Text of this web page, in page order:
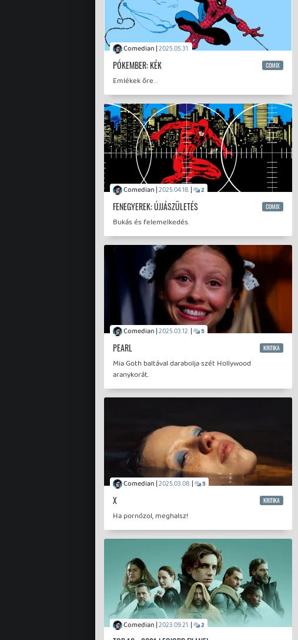
Comedian |2025.05.31.
PÓKEMBER: KÉK COMIX
Emlékek őre. .
Comedian |2025.04.18.| 2
FENEGYEREK: ÚJJÁSZÜLETÉS COMIX
Bukás és felemelkedés.
Comedian |2025.03.12.| 5
PEARL KRITIKA
Mia Goth baltával darabolja szét Hollywood
aranykorát.
Comedian |2025.03.08.| 5
X KRITIKA
Ha pornózol, meghalsz!
Comedian |2023.09.21.| 2